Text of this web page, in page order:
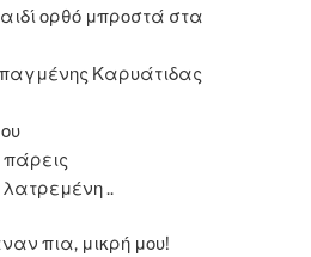
ορθό μπροστά στα
Καρυάτιδας
..
πια, μικρή μου!